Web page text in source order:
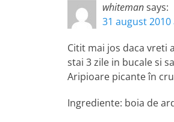
whitemansays:
31 august 2010
Citit mai jos daca vreti
stai 3 zile in bucale si
Aripioare picante în
Ingrediente: boia de